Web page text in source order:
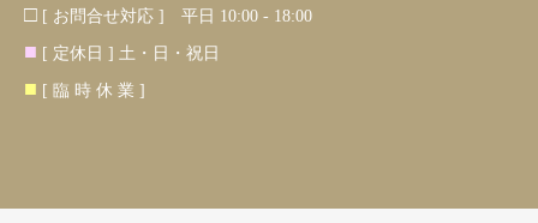
□ [ お問合せ対応 ] 平日 10:00 - 18:00
■ [ 定休日 ] 土・日・祝日
■ [ 臨 時 休 業 ]